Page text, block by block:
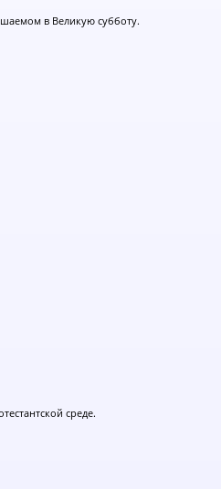
в Великую субботу.
среде.